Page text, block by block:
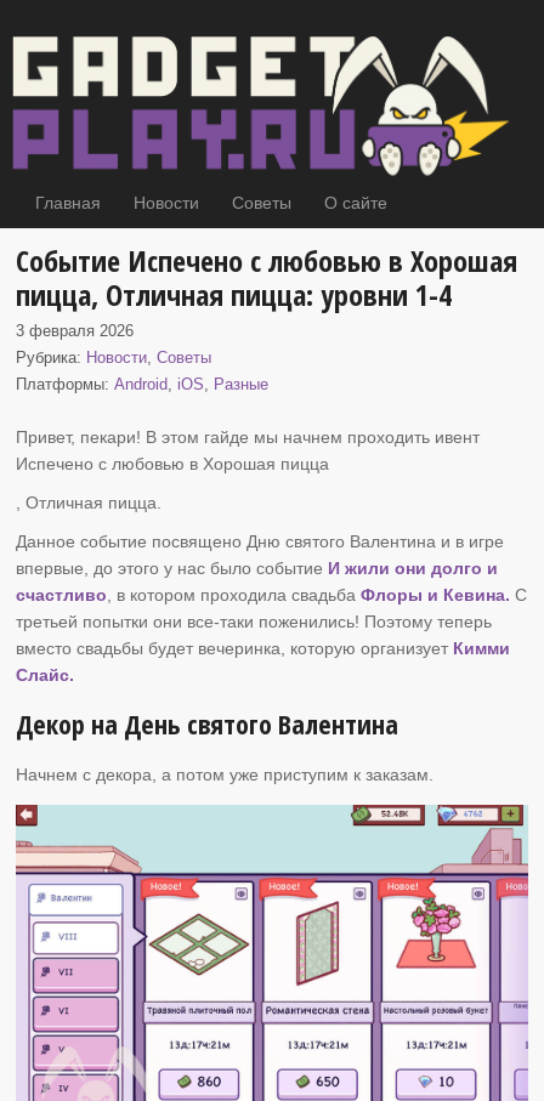
Главная Новости Советы О сайте
Событие Испечено с любовью в Хорошая
пицца, Отличная пицца: уровни 1-4
3 февраля 2026
Рубрика: Новости,Советы
Платформы:Android, iOS, Разные
Привет, пекари! В этом гайде мы начнем проходить ивент
Испечено с любовью в Хорошая пицца
, Отличная пицца.
Данное событие посвящено Дню святого Валентина и в игре
впервые, до этого у нас было событие И жили они долго и
счастливо , в котором проходила свадьбаФлоры и Кевина. С
третьей попытки они все-таки поженились! Поэтому теперь
вместо свадьбы будет вечеринка, которую организует Кимми
Слайс.
Декор на День святого Валентина
Начнем с декора, а потом уже приступим к заказам.